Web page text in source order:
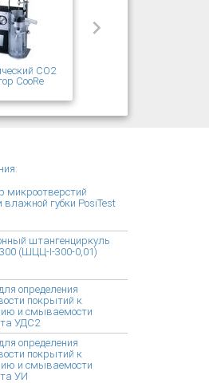
CO2
CooRe
микроотверстий
влажной губки PosiTest
штангенциркуль
300 (ШЦЦ-I-300-0,01)
определения
покрытий к
и смываемости
УДС2
определения
покрытий к
и смываемости
УИ